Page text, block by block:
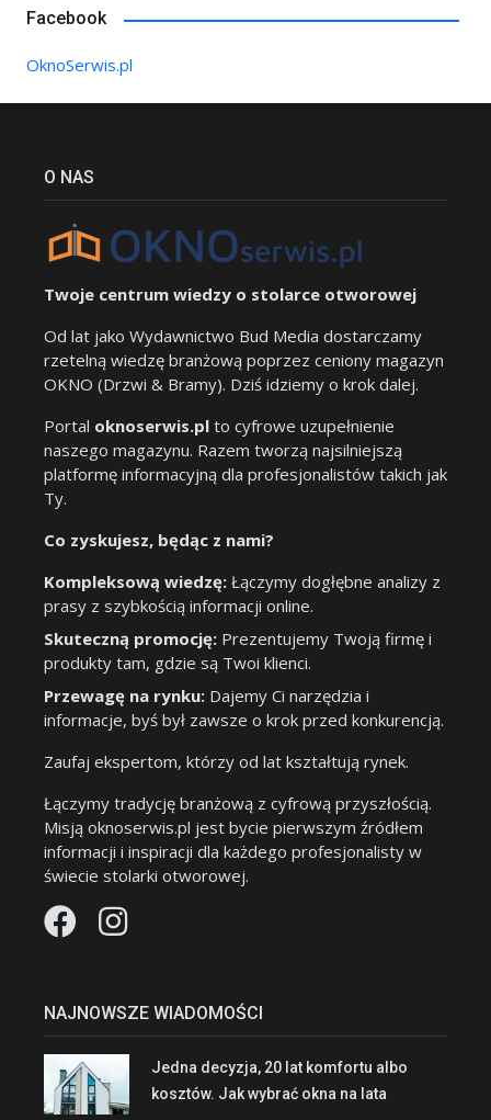
Facebook
OknoSerwis.pl
O NAS
Twoje centrum wiedzy o stolarce otworowej
Od lat jako Wydawnictwo Bud Media dostarczamy
rzetelną wiedzę branżową poprzez ceniony magazyn
OKNO (Drzwi & Bramy). Dziś idziemy o krok dalej.
Portal oknoserwis.pl to cyfrowe uzupełnienie
naszego magazynu. Razem tworzą najsilniejszą
platformę informacyjną dla profesjonalistów takich jak
Ty.
Co zyskujesz, będąc z nami?
Kompleksową wiedzę: Łączymy dogłębne analizy z
prasy z szybkością informacji online.
Skuteczną promocję: Prezentujemy Twoją firmę i
produkty tam, gdzie są Twoi klienci.
Przewagę na rynku: Dajemy Ci narzędzia i
informacje, byś był zawsze o krok przed konkurencją.
Zaufaj ekspertom, którzy od lat kształtują rynek.
Łączymy tradycję branżową z cyfrową przyszłością.
Misją oknoserwis.pl jest bycie pierwszym źródłem
informacji i inspiracji dla każdego profesjonalisty w
świecie stolarki otworowej.
NAJNOWSZE WIADOMOŚCI
Jedna decyzja, 20 lat komfortu albo
kosztów. Jak wybrać okna na lata